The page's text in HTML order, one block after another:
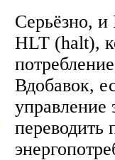
Серьёзно,
HLT (halt),
Вдобавок,
управление
переводить